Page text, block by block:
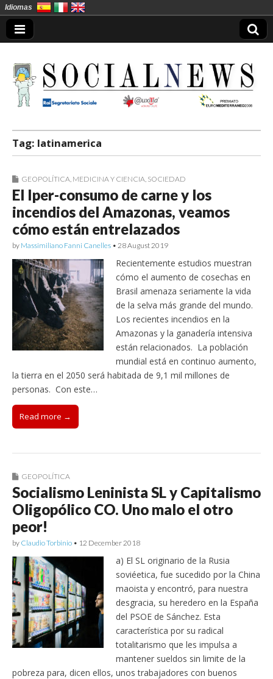
Socialnews en
Español
Tag: latinamerica
GEOPOLÍTICA MEDICINA Y CIENCIA SOCIEDAD
El Iper-consumo de carne y los
incendios del Amazonas, veamos
cómo están entrelazados
by Massimiliano Fanni Canelles • 28 August 2019
Recientemente estudios muestran
cómo el aumento de cosechas en
Brasil amenaza seriamente la vida
de la selva más grande del mundo.
Los recientes incendios en la
Amazonas y la ganadería intensiva
están relacionados. La población
mundial está en continuo aumento,
la tierra en el 2050 será habitada de 9,1 mil millones de
personas. Con este…
Read more →
GEOPOLÍTICA
Socialismo Leninista SL y Capitalismo
Oligopólico CO. Uno malo el otro
peor!
by Claudio Torbinio • 12 December 2018
a) El SL originario de la Rusia
soviéetica, fue sucedido por la China
maoista y encontró, para nuestra
desgracia, su heredero en la España
del PSOE de Sánchez. Esta
característica por su radical
totalitarismo que les impulsa a
mantener sueldos sin limite de la
pobreza para, dicen ellos, unos trabajadores con buenos
Idiomas